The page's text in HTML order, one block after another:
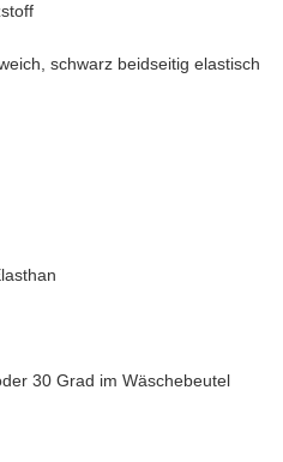
schwarz beidseitig elastisch
30 Grad im Wäschebeutel